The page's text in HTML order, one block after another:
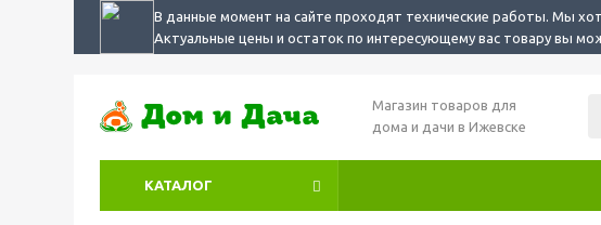
В данные момент на сайте проходят технические работы. Мы
Актуальные цены и остаток по интересующему вас товару вы
Магазин товаров для
дома и дачи в Ижевске
КАТАЛОГ